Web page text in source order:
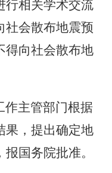
行相关学术交流
社会散布地震预
得向社会散布地
作主管部门根据
果，提出确定地
国务院批准。